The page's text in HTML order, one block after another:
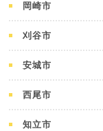
岡崎市
刈谷市
安城市
西尾市
知立市